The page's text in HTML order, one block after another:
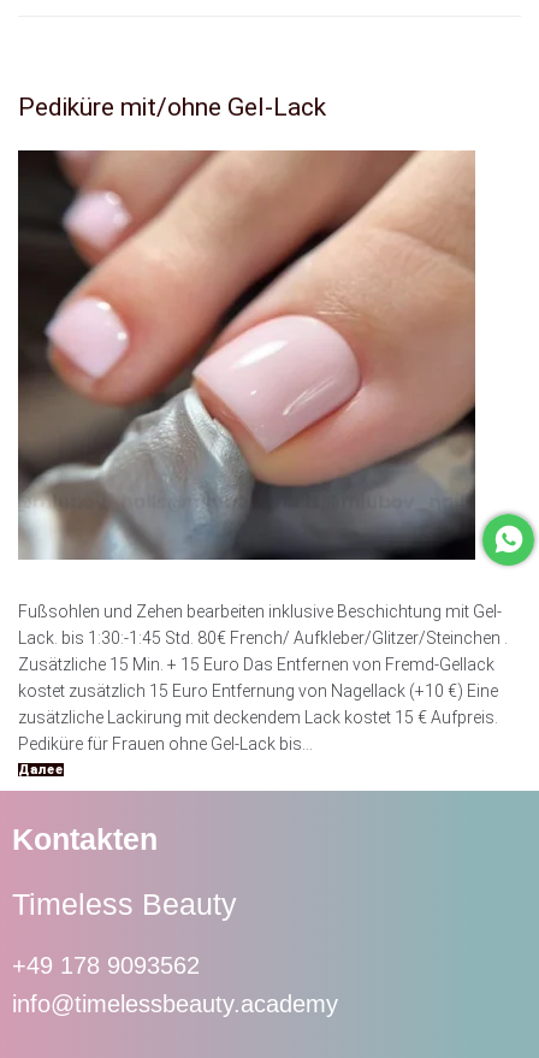
Pediküre mit/ohne Gel-Lack
Fußsohlen und Zehen bearbeiten inklusive Beschichtung mit Gel-
Lack. bis 1:30:-1:45 Std. 80€ French/ Aufkleber/Glitzer/Steinchen .
Zusätzliche 15 Min. + 15 Euro Das Entfernen von Fremd-Gellack
kostet zusätzlich 15 Euro Entfernung von Nagellack (+10 €) Eine
zusätzliche Lackirung mit deckendem Lack kostet 15 € Aufpreis.
Pediküre für Frauen ohne Gel-Lack bis...
Далее
Kontakten
Timeless Beauty
+49 178 9093562
info@timelessbeauty.academy